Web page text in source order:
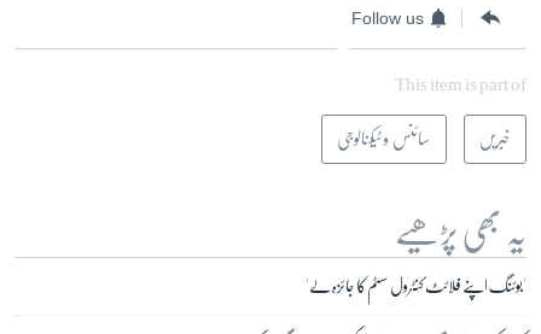
Follow us
This item is part of
خبریں سائنس و ٹیکنالوجی
یہ بھی پڑھیے
'بوئنگ اپنے فلائٹ کنٹرول سسٹم کا جائزہ لے'